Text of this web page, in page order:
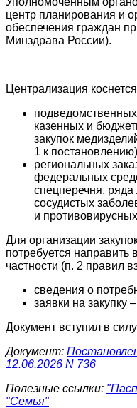
центр планирования и
обеспечения граждан
Минздрава России).
Централизация
казенных и
закупок
1 к
региональных
федеральных
спецперечня, ряда
сосудистых
и
Для организации
потребуется
частности (п. 2 правил
сведения о
заявки на закупку
Документ вступил в силу
Документ:
12.06.2026 N 736
Полезные ссылки:
"Семья"